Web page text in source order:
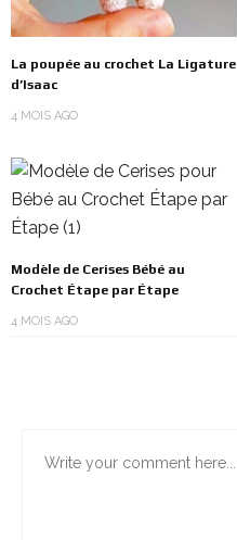
La poupée au crochet La Ligature
d’Isaac
4 MOIS AGO
Modèle de Cerises Bébé au
Crochet Étape par Étape
4 MOIS AGO